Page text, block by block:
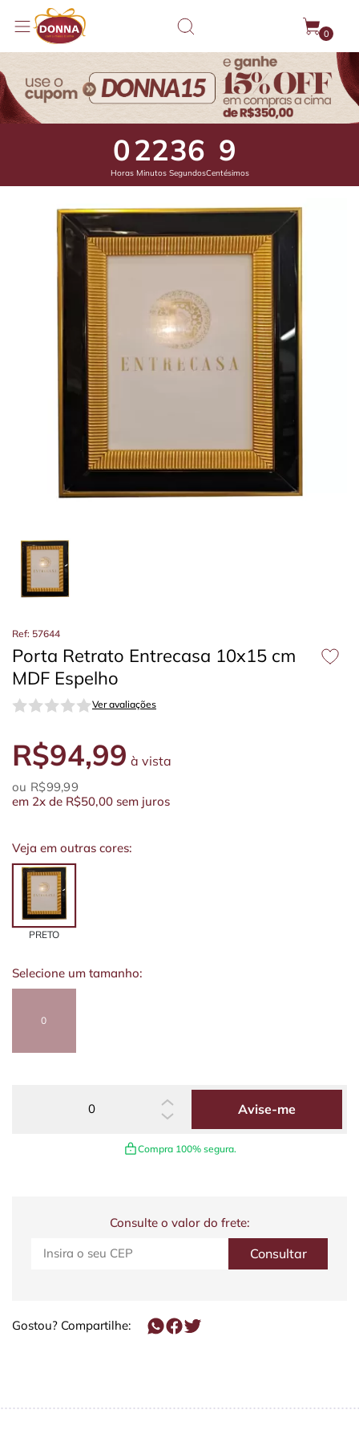
0
0
Horas
22
Minutos
35
Segundos
73
Centésimos
Ref: 57644
Porta Retrato Entrecasa 10x15 cm
MDF Espelho
Ver avaliações
R$94,99 à vista
R$99,99
em 2x de R$50,00 sem juros
Veja em outras cores:
PRETO
Selecione um tamanho:
0
Avise-me
Compra 100% segura.
Consulte o valor do frete:
Gostou? Compartilhe: